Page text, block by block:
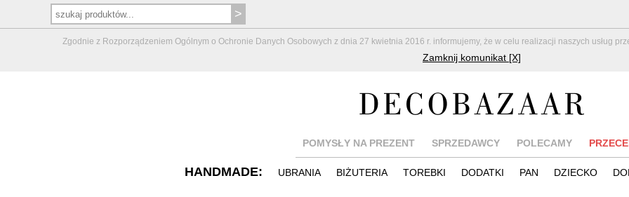
Zgodnie z Rozporządzeniem Ogólnym o Ochronie Danych Osobowych z dnia 27 kwietnia 2016 r. informujemy, że w celu realizacji naszych usług
Zamknij komunikat [X]
POMYSŁY NA PREZENT SPRZEDAWCY POLECAMY
HANDMADE: UBRANIA BIŻUTERIA TOREBKI DODATKI PAN DZIECKO